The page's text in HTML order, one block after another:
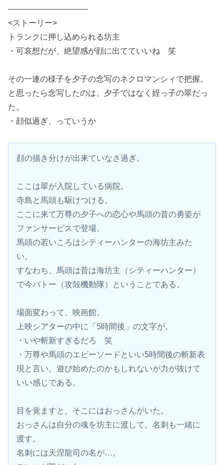
——————————
<ストーリー>
トランクに押し込められる坊主
・可哀想だが、絶望感が顔に出てていいね 笑
その一連の様子を夕子の念写のネクロマンシィで把握。
と思ったら念写したのは、夕子ではなく姪っ子の翠だっ
た。
・顔似過ぎ、っていうか
顔の描き分けが出来ていなさ過ぎ。
ここは翠が入院している病院。
寺島と馬頭も駆けつける。
ここに来て万尊の夕子への恋心や馬頭の昔の勇姿が
ファンサービスで登場。
馬頭の若いころはシティーハンターの海坊主みた
い。
すなわち、馬頭は昔は海坊主（シティーハンター）
で今バトー（攻殻機動隊）ということである。
場面変わって、映画館。
上映シアターの中に「5時間後」の文字が。
・いや斬新すぎるだろ　笑
・万尊や馬頭のエピーソードといい5時間後の斬新表
現と言い、遊び始めたのかもしれないが力が抜けて
いい感じである。
目を覚ますと、そこにはおっさんがいた。
おっさんは自分の魂を坊主に渡して、名刺も一緒に
渡す。
名刺には天涅龍司の名が…。